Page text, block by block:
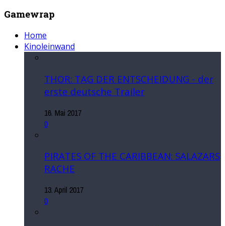
Gamewrap
Home
Kinoleinwand
THOR: TAG DER ENTSCHEIDUNG - der
erste deutsche Trailer
16. Mai 2017
0
PIRATES OF THE CARIBBEAN: SALAZARS
RACHE
13. April 2017
0